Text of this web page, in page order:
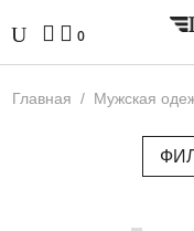
0
Главная / Мужская